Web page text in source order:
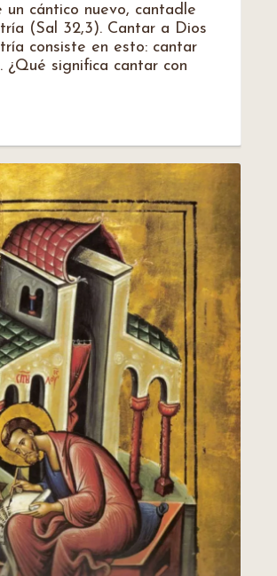
un cántico nuevo, cantadle
(Sal 32,3). Cantar a Dios
consiste en esto: cantar
¿Qué significa cantar con
Leer más